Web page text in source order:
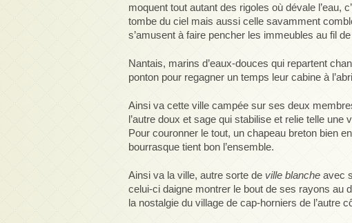
moquent tout autant des rigoles où dévale l’eau,
tombe du ciel mais aussi celle savamment
s’amusent à faire pencher les immeubles au fil de
Nantais, marins d’eaux-douces qui repartent
ponton pour regagner un temps leur cabine à
Ainsi va cette ville campée sur ses deux
l’autre doux et sage qui stabilise et relie telle
Pour couronner le tout, un chapeau breton bien
bourrasque tient bon l’ensemble.
Ainsi va la ville, autre sorte de ville blanche avec
celui-ci daigne montrer le bout de ses rayons au
la nostalgie du village de cap-horniers de l’autre